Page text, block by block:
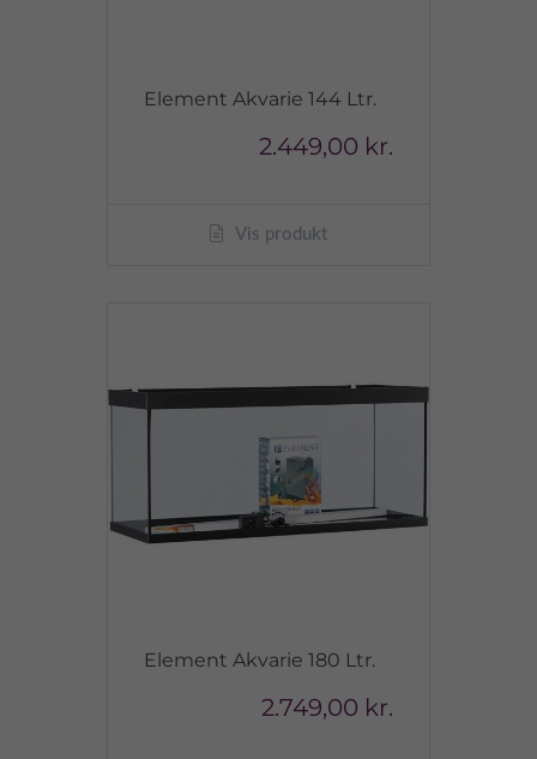
Element Akvarie 144 Ltr.
2.449,00 kr.
Vis produkt
Element Akvarie 180 Ltr.
2.749,00 kr.